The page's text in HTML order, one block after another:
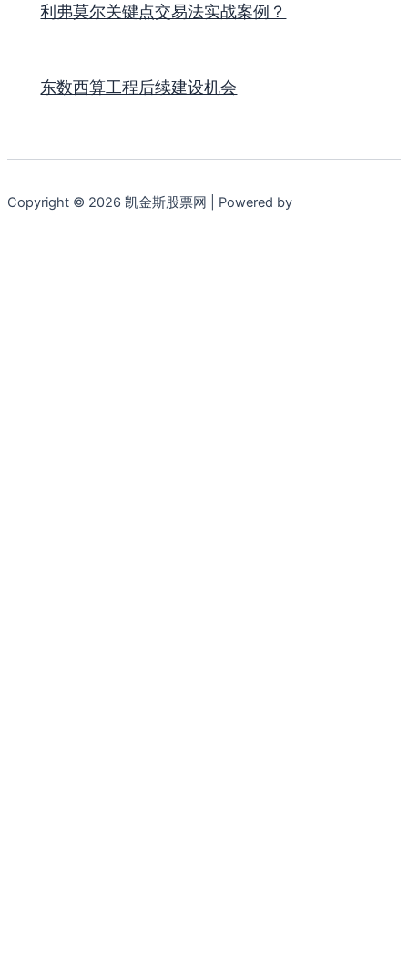
利弗莫尔关键点交易法实战案例？
东数西算工程后续建设机会
Copyright © 2026 凯金斯股票网 | Powered by